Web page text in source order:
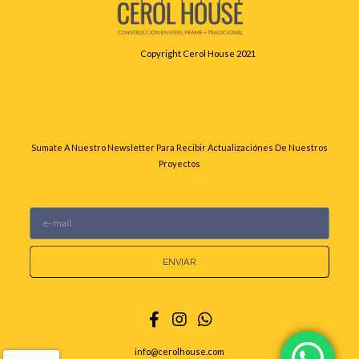
Copyright Cerol House 2021
Sumate A Nuestro Newsletter Para Recibir Actualizaciónes De Nuestros
Proyectos
ENVIAR
info@cerolhouse.com